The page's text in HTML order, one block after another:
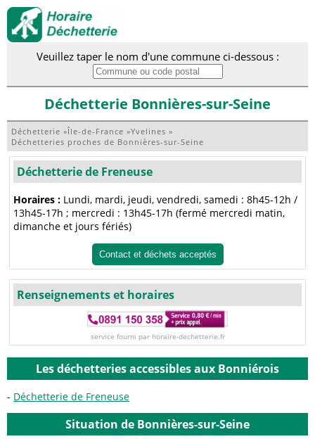
Veuillez taper le nom d'une commune ci-dessous :
Déchetterie Bonnières-sur-Seine
Déchetterie »Île-de-France »Yvelines »
Déchetteries proches de Bonnières-sur-Seine
Déchetterie de Freneuse
Horaires : Lundi, mardi, jeudi, vendredi, samedi : 8h45-12h /
13h45-17h ; mercredi : 13h45-17h (fermé mercredi matin,
dimanche et jours fériés)
Contact et déchets acceptés
Renseignements et horaires
service fourni par horaire-dechetterie.fr
Les déchetteries accessibles aux Bonniérois
Déchetterie de Freneuse
Situation de Bonnières-sur-Seine